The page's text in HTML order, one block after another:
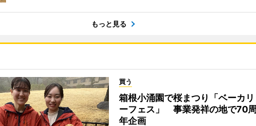
もっと見る
買う
箱根小涌園で桜まつり「ベーカリ
ーフェス」 事業発祥の地で70周
年企画